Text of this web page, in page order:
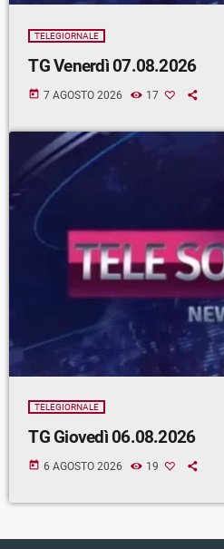
TELEGIORNALE
TG Venerdì 07.08.2026
today 7 AGOSTO 2026 17
TELEGIORNALE
TG Giovedì 06.08.2026
today 6 AGOSTO 2026 19